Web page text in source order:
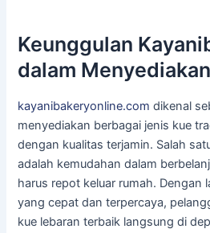
Keunggulan
dalam
kayanibakeryonline.com dikenal
menyediakan berbagai jenis kue
dengan kualitas terjamin. Salah
adalah kemudahan dalam
harus repot keluar rumah. Dengan
yang cepat dan terpercaya,
kue lebaran terbaik langsung di